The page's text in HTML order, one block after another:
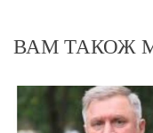
ВАМ ТАКОЖ